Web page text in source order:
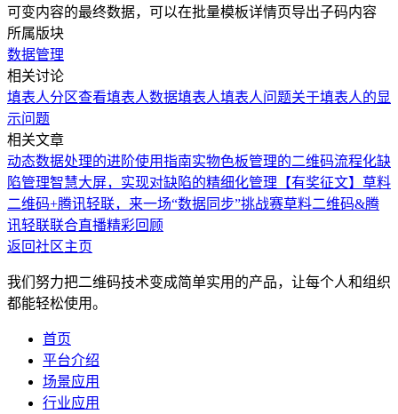
可变内容的最终数据，可以在批量模板详情页导出子码内容
所属版块
数据管理
相关讨论
填表人分区查看填表人数据填表人填表人问题关于填表人的显
示问题
相关文章
动态数据处理的进阶使用指南实物色板管理的二维码流程化缺
陷管理智慧大屏，实现对缺陷的精细化管理 【有奖征文】草料
二维码+腾讯轻联，来一场“数据同步”挑战赛草料二维码&腾
讯轻联联合直播精彩回顾
返回社区主页
我们努力把二维码技术变成简单实用的产品，让每个人和组织
都能轻松使用。
首页
平台介绍
场景应用
行业应用